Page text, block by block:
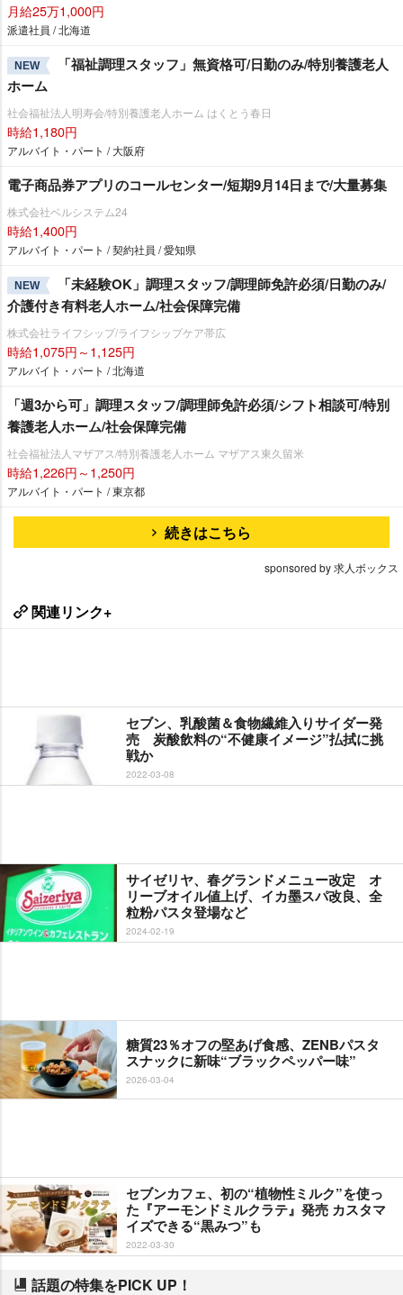
月給25万1,000円
派遣社員 / 北海道
NEW
「福祉調理スタッフ」無資格可/日勤のみ/特別養護老人
ホーム
社会福祉法人明寿会/特別養護老人ホーム はくとう春日
時給1,180円
アルバイト・パート / 大阪府
電子商品券アプリのコールセンター/短期9月14日まで/大量募集
株式会社ベルシステム24
時給1,400円
アルバイト・パート / 契約社員 / 愛知県
NEW
「未経験OK」調理スタッフ/調理師免許必須/日勤のみ/
介護付き有料老人ホーム/社会保障完備
株式会社ライフシップ/ライフシップケア帯広
時給1,075円～1,125円
アルバイト・パート / 北海道
「週3から可」調理スタッフ/調理師免許必須/シフト相談可/特別
養護老人ホーム/社会保障完備
社会福祉法人マザアス/特別養護老人ホーム マザアス東久留米
時給1,226円～1,250円
アルバイト・パート / 東京都
続きはこちら
sponsored by 求人ボックス
関連リンク+
セブン、乳酸菌＆食物繊維入りサイダー発
売 炭酸飲料の“不健康イメージ”払拭に挑
戦か
2022-03-08
サイゼリヤ、春グランドメニュー改定 オ
リーブオイル値上げ、イカ墨スパ改良、全
粒粉パスタ登場など
2024-02-19
糖質23％オフの堅あげ食感、ZENBパスタ
スナックに新味“ブラックペッパー味”
2026-03-04
セブンカフェ、初の“植物性ミルク”を使っ
た『アーモンドミルクラテ』発売 カスタマ
イズできる“黒みつ”も
2022-03-30
話題の特集をPICK UP！